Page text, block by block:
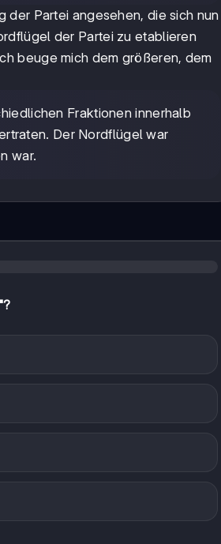
der Partei angesehen, die sich nun
der Partei zu etablieren
beuge mich dem größeren, dem
Fraktionen innerhalb
Der Nordflügel war
war.